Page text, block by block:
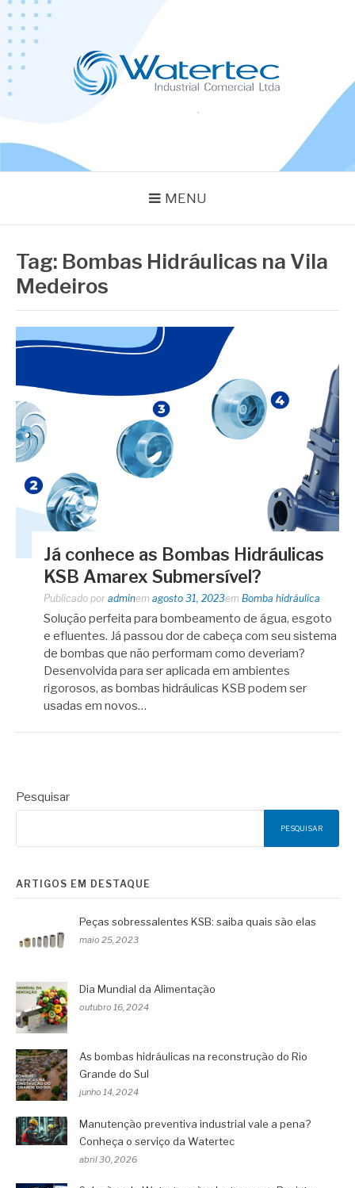
Pular
para
conteúdo
MENU
Tag: Bombas Hidráulicas na Vila
Medeiros
Já conhece as Bombas Hidráulicas
KSB Amarex Submersível?
Publicado por adminem agosto 31, 2023em Bomba hidráulica
Solução perfeita para bombeamento de água, esgoto
e efluentes. Já passou dor de cabeça com seu sistema
de bombas que não performam como deveriam?
Desenvolvida para ser aplicada em ambientes
rigorosos, as bombas hidráulicas KSB podem ser
usadas em novos…
Pesquisar
PESQUISAR
ARTIGOS EM DESTAQUE
Peças sobressalentes KSB: saiba quais são elas
maio 25, 2023
Dia Mundial da Alimentação
outubro 16, 2024
As bombas hidráulicas na reconstrução do Rio
Grande do Sul
junho 14, 2024
Manutenção preventiva industrial vale a pena?
Conheça o serviço da Watertec
abril 30, 2026